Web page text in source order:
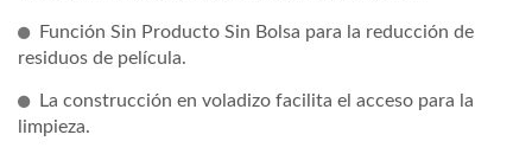
Función Sin Producto Sin Bolsa para la reducción de
residuos de película.
La construcción en voladizo facilita el acceso para la
limpieza.